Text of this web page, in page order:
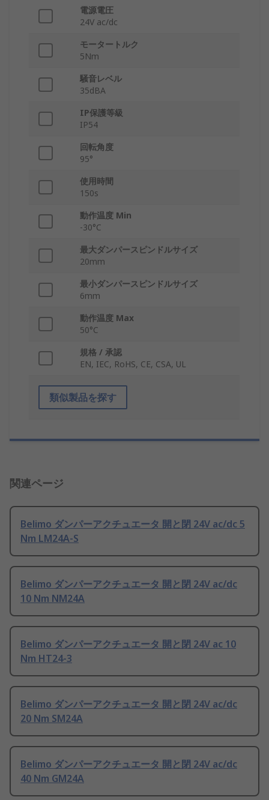
電源電圧
24V ac/dc
モータートルク
5Nm
騒音レベル
35dBA
IP保護等級
IP54
回転角度
95°
使用時間
150s
動作温度 Min
-30°C
最大ダンパースピンドルサイズ
20mm
最小ダンパースピンドルサイズ
6mm
動作温度 Max
50°C
規格 / 承認
EN, IEC, RoHS, CE, CSA, UL
類似製品を探す
関連ページ
Belimo ダンパーアクチュエータ 開と閉 24V ac/dc 5
Nm LM24A-S
Belimo ダンパーアクチュエータ 開と閉 24V ac/dc
10 Nm NM24A
Belimo ダンパーアクチュエータ 開と閉 24V ac 10
Nm HT24-3
Belimo ダンパーアクチュエータ 開と閉 24V ac/dc
20 Nm SM24A
Belimo ダンパーアクチュエータ 開と閉 24V ac/dc
40 Nm GM24A